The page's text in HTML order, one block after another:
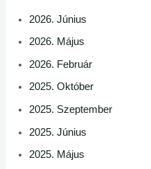
2026. Június
2026. Május
2026. Február
2025. Október
2025. Szeptember
2025. Június
2025. Május